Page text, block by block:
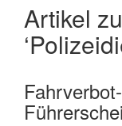
Artikel